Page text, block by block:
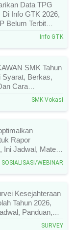
Data TPG
Info GTK 2026,
Belum Terbit
Info GTK
SMK Tahun
Syarat, Berkas,
Cara
SMK Vokasi
Rapor
Ini Jadwal, Materi,
SOSIALISASI/WEBINAR
Kesejahteraan
Tahun 2026,
Panduan,
SURVEY